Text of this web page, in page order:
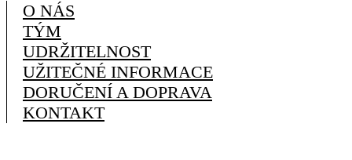
O NÁS
TÝM
UDRŽITELNOST
UŽITEČNÉ INFORMACE
DORUČENÍ A DOPRAVA
KONTAKT